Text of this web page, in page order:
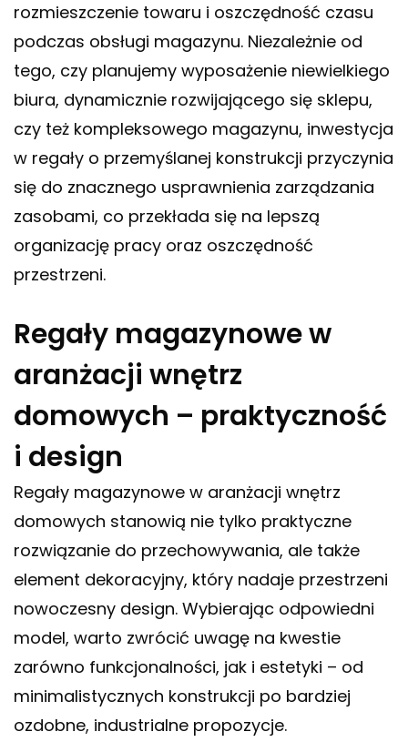
rozmieszczenie towaru i oszczędność czasu
podczas obsługi magazynu. Niezależnie od
tego, czy planujemy wyposażenie niewielkiego
biura, dynamicznie rozwijającego się sklepu,
czy też kompleksowego magazynu, inwestycja
w regały o przemyślanej konstrukcji przyczynia
się do znacznego usprawnienia zarządzania
zasobami, co przekłada się na lepszą
organizację pracy oraz oszczędność
przestrzeni.
Regały magazynowe w
aranżacji wnętrz
domowych – praktyczność
i design
Regały magazynowe w aranżacji wnętrz
domowych stanowią nie tylko praktyczne
rozwiązanie do przechowywania, ale także
element dekoracyjny, który nadaje przestrzeni
nowoczesny design. Wybierając odpowiedni
model, warto zwrócić uwagę na kwestie
zarówno funkcjonalności, jak i estetyki – od
minimalistycznych konstrukcji po bardziej
ozdobne, industrialne propozycje.